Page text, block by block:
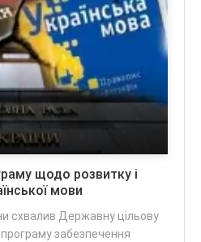
щодо розвитку і
мови
схвалив Державну цільову
забезпечення